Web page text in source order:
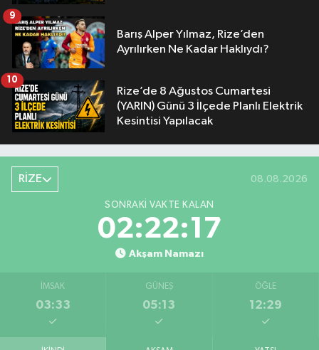
Barış Alper Yılmaz, Rize’den
Ayrılırken Ne Kadar Haklıydı?
9
Rize’de 8 Ağustos Cumartesi
(YARIN) Günü 3 İlçede Planlı Elektrik
Kesintisi Yapılacak
10
RİZE 08.08.2026
SONRAKI VAKTE KALAN
02:22:16
Akşam Namazı
İMSAK
03:33
GÜNEŞ
05:13
ÖĞLE
12:29